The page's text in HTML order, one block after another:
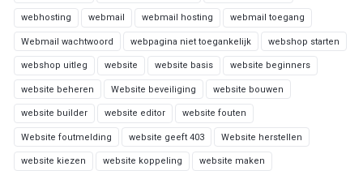
webhosting webmail webmail hosting webmail toegang
Webmail wachtwoord webpagina niet toegankelijk webshop starten
webshop uitleg website website basis website beginners
website beheren Website beveiliging website bouwen
website builder website editor website fouten
Website foutmelding website geeft 403 Website herstellen
website kiezen website koppeling website maken